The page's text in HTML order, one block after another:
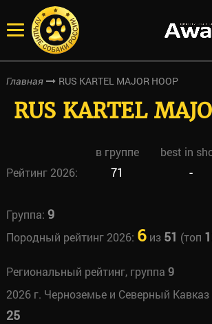
Главная RUS KARTEL MAJOR HOOP
RUS KARTEL
в группе best in
Рейтинг 2026:
71 -
Группа: 9
Породный рейтинг 2026: 6из 51 (топ
Региональный рейтинг, группа 9
2026 г. Черноземье и Северный Кавказ
25